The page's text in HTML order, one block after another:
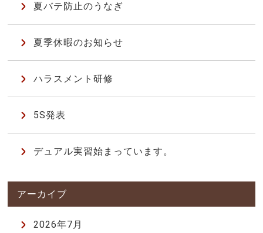
夏バテ防止のうなぎ
夏季休暇のお知らせ
ハラスメント研修
5S発表
デュアル実習始まっています。
2026年7月